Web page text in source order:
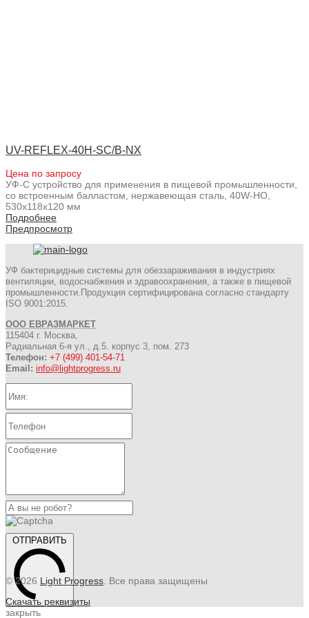
UV-REFLEX-40H-SC/B-NX
Цена по запросу
УФ-С устройство для применения в пищевой промышленности,
со встроенным балластом, нержавеющая сталь, 40W-HO,
530x118x120 мм
Подробнее
Предпросмотр
УФ бактерицидные системы для обеззараживания в индустриях
вентиляции, водоснабжения и здравоохранения, а также в пищевой
промышленности.Продукция сертифицирована согласно стандарту
ISO 9001:2015.
ООО ЕВРАЗМАРКЕТ
115404 г. Москва,
Радиальная 6-я ул., д.5. корпус 3, пом. 273
Телефон: +7 (499) 401-54-71
Email: info@lightprogress.ru
ОТПРАВИТЬ
© 2026 Light Progress. Все права защищены
Скачать реквизиты
закрыть